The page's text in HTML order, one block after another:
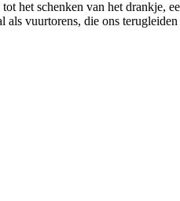
het schenken van het drankje,
als vuurtorens, die ons